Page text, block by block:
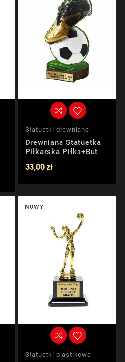
Statuetki drewniane
Drewniana Statuetka
Piłkarska Piłka+but
33,00 zł
NOWY
Statuetki plastikowe